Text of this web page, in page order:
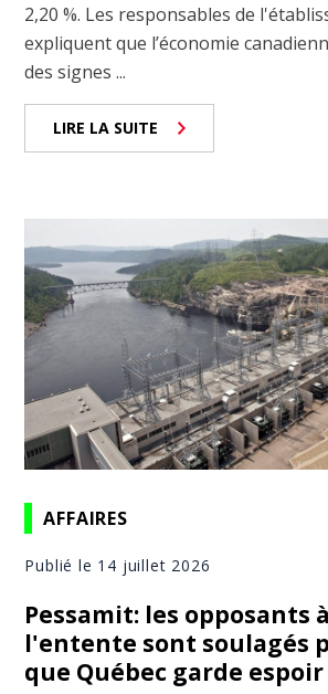
2,20 %. Les responsables de
expliquent que l’économie
des signes ...
LIRE LA SUITE
AFFAIRES
Publié le 14 juillet 2026
Pessamit: les opposants à
l'entente sont soulagés
que Québec garde espoir